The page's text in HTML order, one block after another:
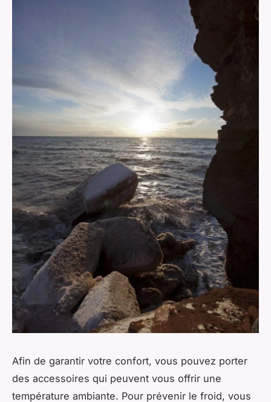
Afin de garantir votre confort, vous pouvez porter
des accessoires qui peuvent vous offrir une
température ambiante. Pour prévenir le froid, vous